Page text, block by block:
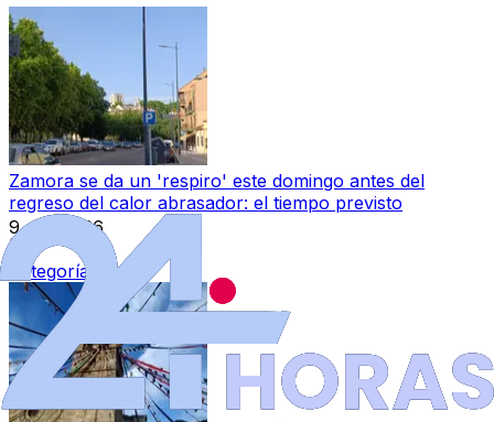
Zamora se da un 'respiro' este domingo antes del
regreso del calor abrasador: el tiempo previsto
9 ago 2026
|
Categoría:
Local